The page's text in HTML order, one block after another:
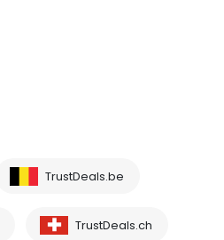
TrustDeals.be
TrustDeals.ch